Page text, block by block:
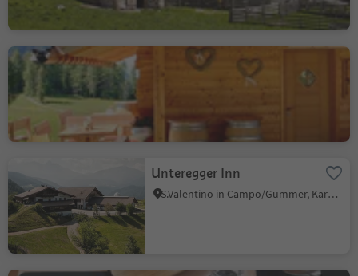
Malga Heualm
Unteregger Inn
S.Valentino in Campo/Gummer, Karneid/Cornedo all'Isarco, Dolomites Region Eggental